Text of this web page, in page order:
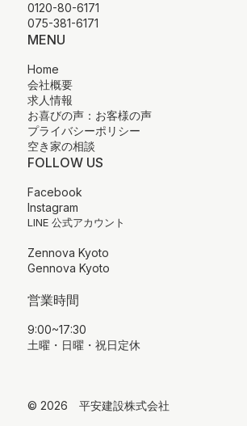
0120-80-6171
075-381-6171
MENU
Home
会社概要
求人情報
お喜びの声：お客様の声
プライバシーポリシー
空き家の相談
FOLLOW US
Facebook
Instagram
LINE 公式アカウント
Zennova Kyoto
Gennova Kyoto
営業時間
9:00~17:30
土曜・日曜・祝日定休
© 2026 平安建設株式会社